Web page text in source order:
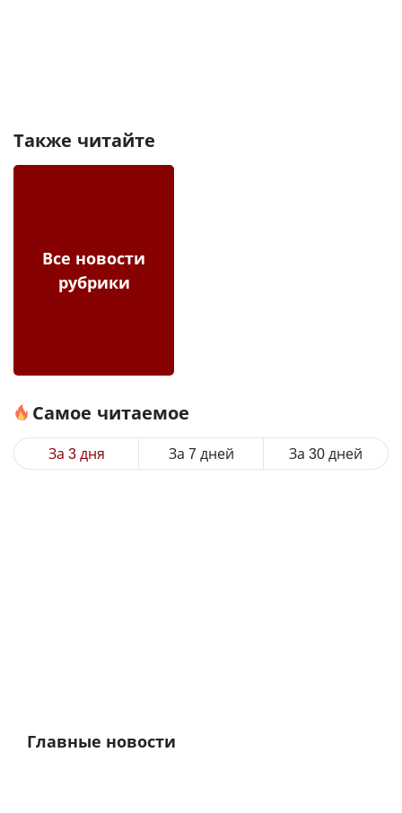
Также читайте
Все новости
рубрики
Самое читаемое
За 3 дня За 7 дней За 30 дней
Главные новости